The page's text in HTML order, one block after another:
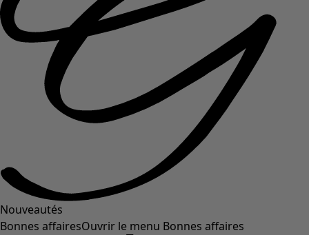
Nouveautés
Bonnes affairesOuvrir le menu Bonnes affaires